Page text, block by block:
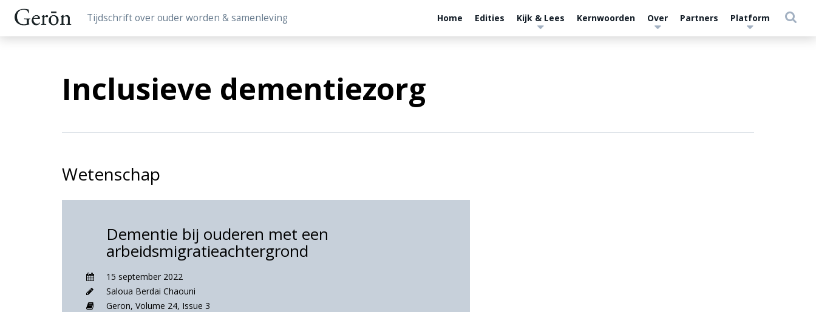
Tijdschrift over ouder worden & samenleving Home Edities Kijk & Lees Kernwoorden Over Partners Platform
Inclusieve dementiezorg
Wetenschap
Dementie bij ouderen met een
arbeidsmigratieachtergrond
15 september 2022
Saloua Berdai Chaouni
Geron, Volume 24, Issue 3